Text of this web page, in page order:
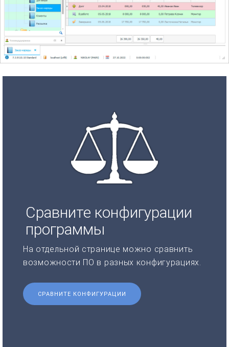
Сравните конфигурации
программы
На отдельной странице можно сравнить
возможности ПО в разных конфигурациях.
СРАВНИТЕ КОНФИГУРАЦИИ